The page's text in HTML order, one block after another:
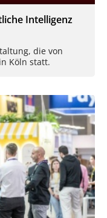
Intelligenz
die von
Köln statt.